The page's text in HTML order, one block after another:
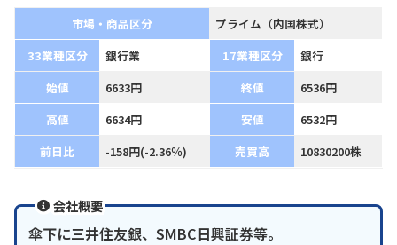
市場・商品区分
プライム（内国株式）
33業種区分
銀行業 17業種区分
銀行
始値
6633円 終値
6536円
高値
6634円 安値
6532円
前日比
-158円(-2.36％) 売買高 10830200株
会社概要
傘下に三井住友銀、SMBC日興証券等。